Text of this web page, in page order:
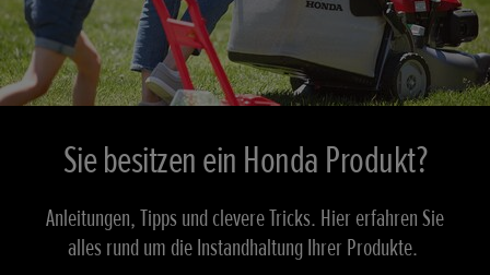
Sie besitzen ein Honda Produkt?
Anleitungen, Tipps und clevere Tricks. Hier erfahren Sie
alles rund um die Instandhaltung Ihrer Produkte.